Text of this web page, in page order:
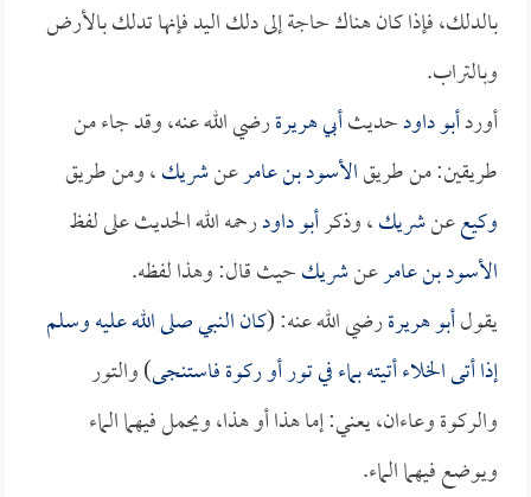
بالدلك، فإذا كان هناك حاجة إلى دلك اليد فإنها تدلك بالأرض
وبالتراب.
أوردأبو داودحديثأبي هريرةرضي الله عنه، وقد جاء من
طريقين: من طريقالأسود بن عامرعنشريك، ومن طريق
وكيععنشريك، وذكرأبو داودرحمه الله الحديث على لفظ
الأسود بن عامرعنشريكحيث قال: وهذا لفظه.
يقولأبو هريرةرضي الله عنه: (كان النبي صلى الله عليه وسلم
إذا أتى الخلاء أتيته بماء في تور أو ركوة فاستنجى) والتور
والركوة وعاءان، يعني: إما هذا أو هذا، ويحمل فيهما الماء
ويوضع فيهما الماء.